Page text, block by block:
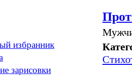
избранник
зарисовки